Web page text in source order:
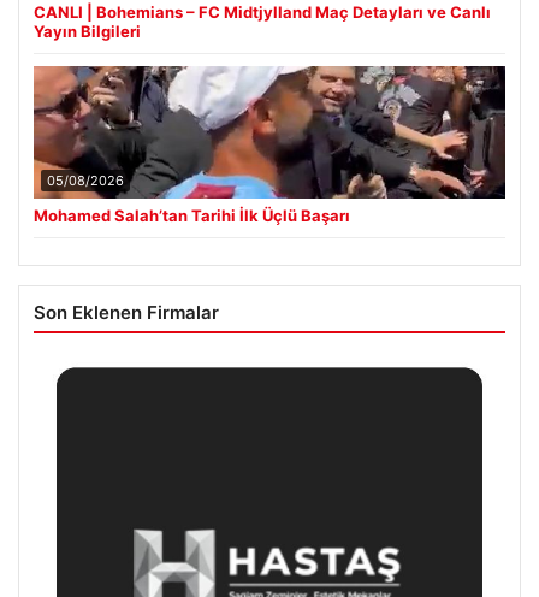
CANLI | Bohemians – FC Midtjylland Maç Detayları ve Canlı
Yayın Bilgileri
05/08/2026
Mohamed Salah’tan Tarihi İlk Üçlü Başarı
Son Eklenen Firmalar